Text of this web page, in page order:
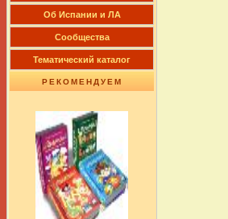
Об Испании и ЛА
Сообщества
Тематический каталог
РЕКОМЕНДУЕМ